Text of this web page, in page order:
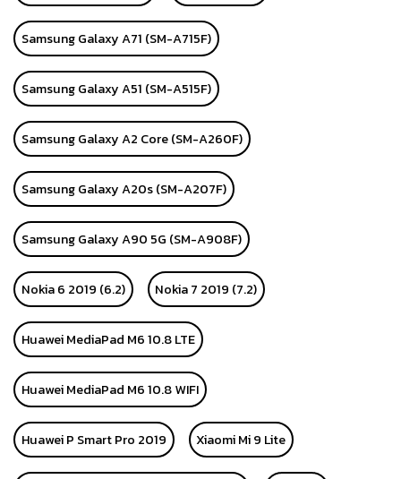
Samsung Galaxy A71 (SM-A715F)
Samsung Galaxy A51 (SM-A515F)
Samsung Galaxy A2 Core (SM-A260F)
Samsung Galaxy A20s (SM-A207F)
Samsung Galaxy A90 5G (SM-A908F)
Nokia 6 2019 (6.2) Nokia 7 2019 (7.2)
Huawei MediaPad M6 10.8 LTE
Huawei MediaPad M6 10.8 WIFI
Huawei P Smart Pro 2019 Xiaomi Mi 9 Lite